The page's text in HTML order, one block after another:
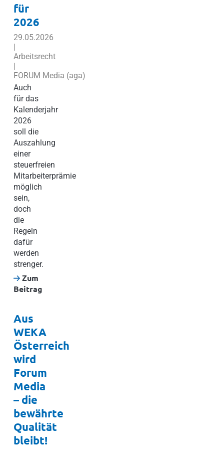
für
2026
29.05.2026
|
Arbeitsrecht
|
FORUM Media (aga)
Auch
für das
Kalenderjahr
2026
soll die
Auszahlung
einer
steuerfreien
Mitarbeiterprämie
möglich
sein,
doch
die
Regeln
dafür
werden
strenger.
Zum
Beitrag
Aus
WEKA
Österreich
wird
Forum
Media
– die
bewährte
Qualität
bleibt!